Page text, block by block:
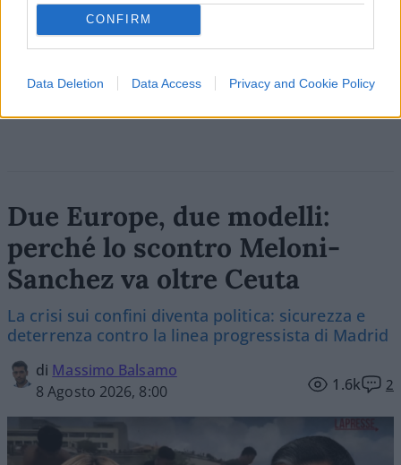
CONFIRM
Data Deletion Data Access Privacy and Cookie Policy
Vai all'archivio delle vignette
Due Europe, due modelli:
perché lo scontro Meloni-
Sanchez va oltre Ceuta
La crisi sui confini diventa politica: sicurezza e
deterrenza contro la linea progressista di Madrid
di Massimo Balsamo
8 Agosto 2026, 8:00
1.6k 2